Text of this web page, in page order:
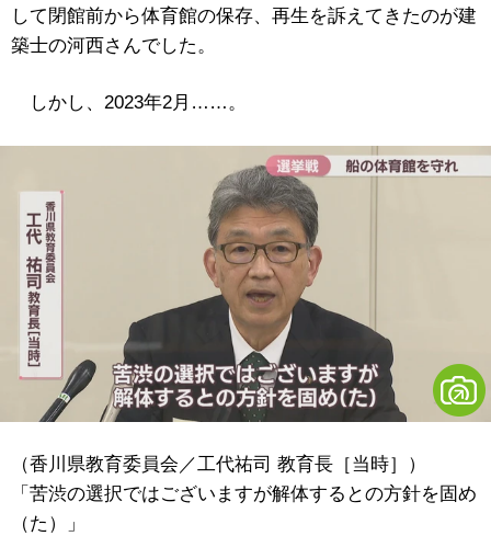
して閉館前から体育館の保存、再生を訴えてきたのが建
築士の河西さんでした。
しかし、2023年2月……。
（香川県教育委員会／工代祐司 教育長［当時］）
「苦渋の選択ではございますが解体するとの方針を固め
（た）」